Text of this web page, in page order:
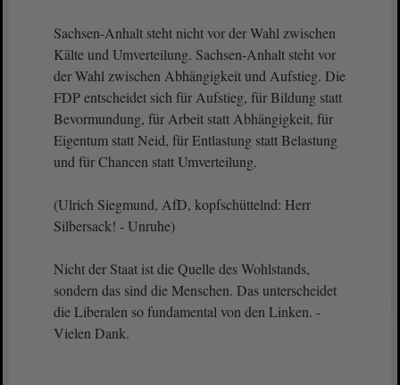
Sachsen-Anhalt steht nicht vor der Wahl zwischen
Kälte und Umverteilung. Sachsen-Anhalt steht vor
der Wahl zwischen Abhängigkeit und Aufstieg. Die
FDP entscheidet sich für Aufstieg, für Bildung statt
Bevormundung, für Arbeit statt Abhängigkeit, für
Eigentum statt Neid, für Entlastung statt Belastung
und für Chancen statt Umverteilung.
(Ulrich Siegmund, AfD, kopfschüttelnd: Herr
Silbersack! - Unruhe)
Nicht der Staat ist die Quelle des Wohlstands,
sondern das sind die Menschen. Das unterscheidet
die Liberalen so fundamental von den Linken. -
Vielen Dank.